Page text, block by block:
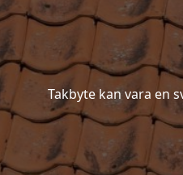
Takbyte kan vara en